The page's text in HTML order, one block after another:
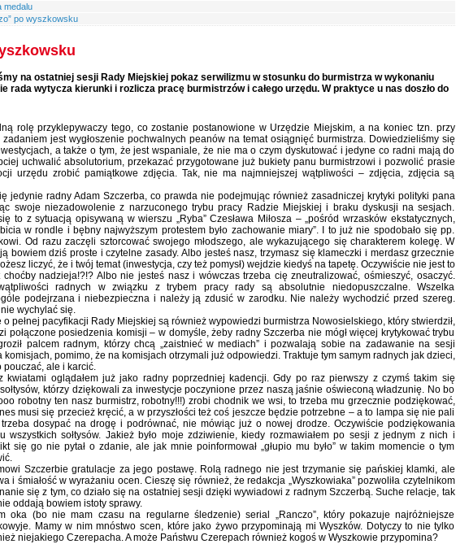
medalu
po wyszkowsku
na ostatniej sesji Rady Miejskiej pokaz serwilizmu w stosunku do burmistrza w wykonaniu
rada wytycza kierunki i rozlicza pracę burmistrzów i całego urzędu. W praktyce u nas doszło do
rolę przyklepywaczy tego, co zostanie postanowione w Urzędzie Miejskim, a na koniec tzn. przy
jest wygłoszenie pochwalnych peanów na temat osiągnięć burmistrza. Dowiedzieliśmy się
a także o tym, że jest wspaniale, że nie ma o czym dyskutować i jedyne co radni mają do
uchwalić absolutorium, przekazać przygotowane już bukiety panu burmistrzowi i pozwolić prasie
urzędu zrobić pamiątkowe zdjęcia. Tak, nie ma najmniejszej wątpliwości – zdjęcia, zdjęcia są
jedynie radny Adam Szczerba, co prawda nie podejmując również zasadniczej krytyki polityki pana
swoje niezadowolenie z narzuconego trybu pracy Radzie Miejskiej i braku dyskusji na sesjach.
to z sytuacją opisywaną w wierszu „Ryba” Czesława Miłosza – „pośród wrzasków ekstatycznych,
w rondle i bębny najwyższym protestem było zachowanie miary”. I to już nie spodobało się pp.
Od razu zaczęli sztorcować swojego młodszego, ale wykazującego się charakterem kolegę. W
bowiem dziś proste i czytelne zasady. Albo jesteś nasz, trzymasz się klameczki i merdasz grzecznie
liczyć, że i twój temat (inwestycja, czy też pomysł) wejdzie kiedyś na tapetę. Oczywiście nie jest to
nadzieja!?!? Albo nie jesteś nasz i wówczas trzeba cię zneutralizować, ośmieszyć, osaczyć.
radnych w związku z trybem pracy rady są absolutnie niedopuszczalne. Wszelka
podejrzana i niebezpieczna i należy ją zdusić w zarodku. Nie należy wychodzić przed szereg.
wychylać się.
pełnej pacyfikacji Rady Miejskiej są również wypowiedzi burmistrza Nowosielskiego, który stwierdził,
połączone posiedzenia komisji – w domyśle, żeby radny Szczerba nie mógł więcej krytykować trybu
palcem radnym, którzy chcą „zaistnieć w mediach” i pozwalają sobie na zadawanie na sesji
komisjach, pomimo, że na komisjach otrzymali już odpowiedzi. Traktuje tym samym radnych jak dzieci,
pouczać, ale i karcić.
kwiatami oglądałem już jako radny poprzedniej kadencji. Gdy po raz pierwszy z czymś takim się
sołtysów, którzy dziękowali za inwestycje poczynione przez naszą jaśnie oświeconą władzunię. No bo
robotny ten nasz burmistrz, robotny!!!) zrobi chodnik we wsi, to trzeba mu grzecznie podziękować,
musi się przecież kręcić, a w przyszłości też coś jeszcze będzie potrzebne – a to lampa się nie pali
dosypać na drogę i podrównać, nie mówiąc już o nowej drodze. Oczywiście podziękowania
wszystkich sołtysów. Jakież było moje zdziwienie, kiedy rozmawiałem po sesji z jednym z nich i
się go nie pytał o zdanie, ale jak mnie poinformował „głupio mu było” w takim momencie o tym
Szczerbie gratulacje za jego postawę. Rolą radnego nie jest trzymanie się pańskiej klamki, ale
i śmiałość w wyrażaniu ocen. Cieszę się również, że redakcja „Wyszkowiaka” pozwoliła czytelnikom
się z tym, co działo się na ostatniej sesji dzięki wywiadowi z radnym Szczerbą. Suche relacje, tak
oddają bowiem istoty sprawy.
oka (bo nie mam czasu na regularne śledzenie) serial „Ranczo”, który pokazuje najróżniejsze
Mamy w nim mnóstwo scen, które jako żywo przypominają mi Wyszków. Dotyczy to nie tylko
niejakiego Czerepacha. A może Państwu Czerepach również kogoś w Wyszkowie przypomina?